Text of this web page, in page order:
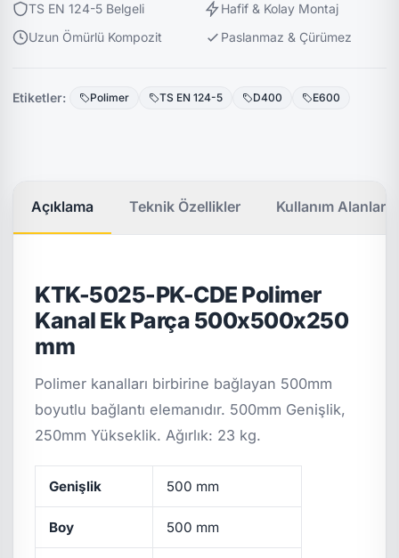
TS EN 124-5 Belgeli
Hafif & Kolay Montaj
Uzun Ömürlü Kompozit
Paslanmaz & Çürümez
Etiketler: Polimer TS EN 124-5 D400 E600
Açıklama Teknik Özellikler Kullanım Alanları
KTK-5025-PK-CDE Polimer
Kanal Ek Parça 500x500x250
mm
Polimer kanalları birbirine bağlayan 500mm
boyutlu bağlantı elemanıdır. 500mm Genişlik,
250mm Yükseklik. Ağırlık: 23 kg.
Genişlik 500 mm
Boy 500 mm